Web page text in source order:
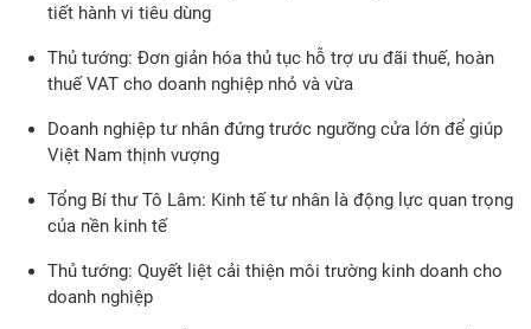
tiết hành vi tiêu dùng
Thủ tướng: Đơn giản hóa thủ tục hỗ trợ ưu đãi thuế, hoàn
thuế VAT cho doanh nghiệp nhỏ và vừa
Doanh nghiệp tư nhân đứng trước ngưỡng cửa lớn để giúp
Việt Nam thịnh vượng
Tổng Bí thư Tô Lâm: Kinh tế tư nhân là động lực quan trọng
của nền kinh tế
Thủ tướng: Quyết liệt cải thiện môi trường kinh doanh cho
doanh nghiệp